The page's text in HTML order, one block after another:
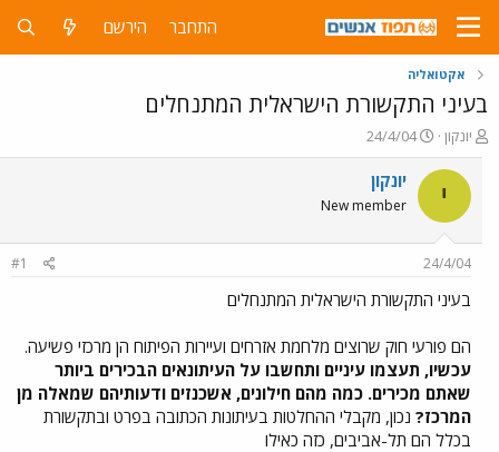
התחבר הירשם
אקטואליה
בעיני התקשורת הישראלית המתנחלים
פ
ו
ת
ח
ה
ש
א
יונקון
פ
ו
ר
24/4/04
י יונקון
New member
24/4/04
#1
בעיני התקשורת הישראלית המתנחלים
הם פורעי חוק שרוצים מלחמת אזרחים ועיירות הפיתוח הן מרכזי פשיעה.
עכשיו, תעצמו עיניים ותחשבו על העיתונאים הבכירים ביותר
שאתם מכירים. כמה מהם חילונים, אשכנזים ודעותיהם שמאלה מן
המרכז? נכון, מקבלי ההחלטות בעיתונות הכתובה בפרט ובתקשורת
בכלל הם תל-אביבים, כזה כאילו